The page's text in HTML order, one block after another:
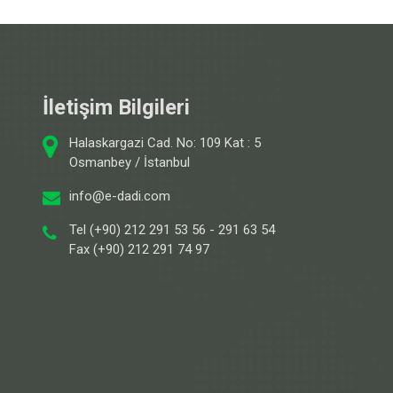
İletişim Bilgileri
Halaskargazi Cad. No: 109 Kat : 5
Osmanbey / İstanbul
info@e-dadi.com
Tel (+90) 212 291 53 56 - 291 63 54
Fax (+90) 212 291 74 97